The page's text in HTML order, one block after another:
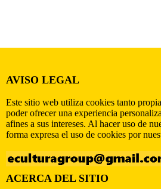
AVISO LEGAL
Este sitio web utiliza cookies tanto
poder ofrecer una experiencia
afines a sus intereses. Al hacer uso de
forma expresa el uso de cookies por
ACERCA DEL SITIO